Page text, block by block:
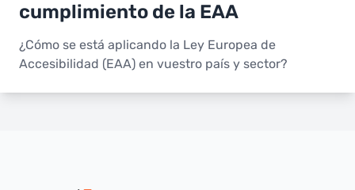
cumplimiento de la EAA
¿Cómo se está aplicando la Ley Europea de
Accesibilidad (EAA) en vuestro país y sector?